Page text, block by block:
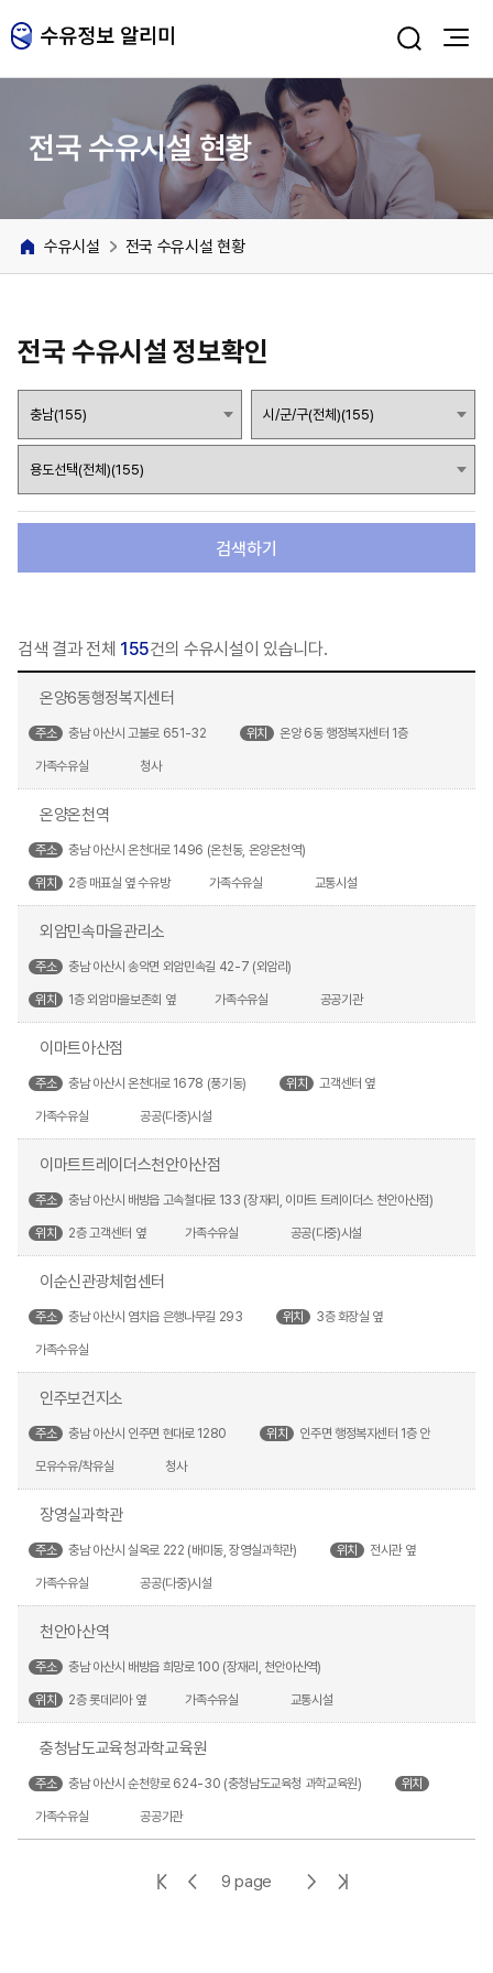
전국 수유시설 현황
수유시설 전국 수유시설 현황
전국 수유시설 정보확인
검색하기
검색 결과 전체 155건의 수유시설이 있습니다.
온양6동행정복지센터
주소 충남 아산시 고불로 651-32 위치 온양 6동 행정복지센터 1층
가족수유실 청사
온양온천역
주소 충남 아산시 온천대로 1496 (온천동, 온양온천역)
위치 2층 매표실 옆 수유방 가족수유실 교통시설
외암민속마을관리소
주소 충남 아산시 송악면 외암민속길 42-7 (외암리)
위치 1층 외암마을보존회 옆 가족수유실 공공기관
이마트아산점
주소 충남 아산시 온천대로 1678 (풍기동) 위치 고객센터 옆
가족수유실 공공(다중)시설
이마트트레이더스천안아산점
주소 충남 아산시 배방읍 고속철대로 133 (장재리, 이마트 트레이더스 천안아산점)
위치 2층 고객센터 옆 가족수유실 공공(다중)시설
이순신관광체험센터
주소 충남 아산시 염치읍 은행나무길 293 위치 3층 화장실 옆
가족수유실
인주보건지소
주소 충남 아산시 인주면 현대로 1280 위치 인주면 행정복지센터 1층 안
모유수유/착유실 청사
장영실과학관
주소 충남 아산시 실옥로 222 (배미동, 장영실과학관) 위치 전시관 옆
가족수유실 공공(다중)시설
천안아산역
주소 충남 아산시 배방읍 희망로 100 (장재리, 천안아산역)
위치 2층 롯데리아 옆 가족수유실 교통시설
충청남도교육청과학교육원
주소 충남 아산시 순천향로 624-30 (충청남도교육청 과학교육원) 위치
가족수유실 공공기관
첫 이 9 page 다 마